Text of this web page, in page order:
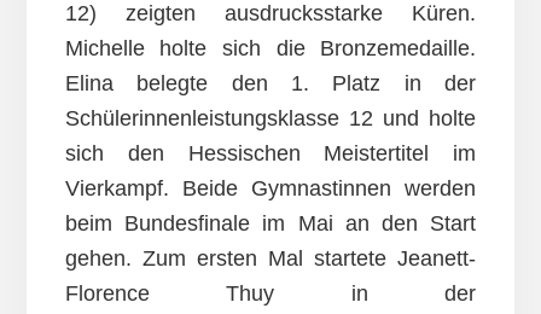
12) zeigten ausdrucksstarke Küren.
Michelle holte sich die Bronzemedaille.
Elina belegte den 1. Platz in der
Schülerinnenleistungsklasse 12 und holte
sich den Hessischen Meistertitel im
Vierkampf. Beide Gymnastinnen werden
beim Bundesfinale im Mai an den Start
gehen. Zum ersten Mal startete Jeanett-
Florence Thuy in der